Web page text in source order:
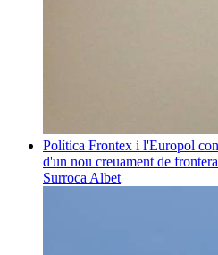
Política Frontex i l'Europol
d'un nou creuament de
Surroca Albet